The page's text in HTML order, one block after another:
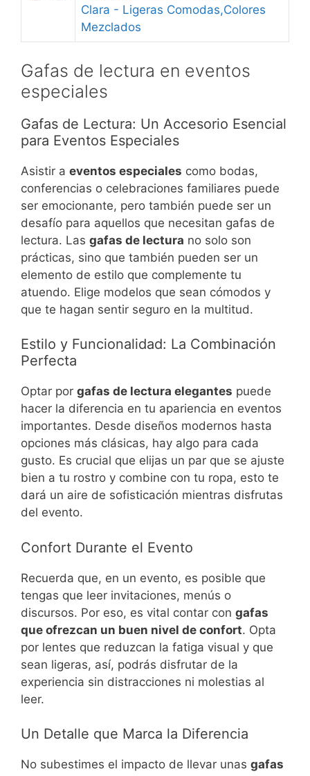
Clara - Ligeras Comodas,Colores
Mezclados
Gafas de lectura en eventos
especiales
Gafas de Lectura: Un Accesorio Esencial
para Eventos Especiales
Asistir a eventos especiales como bodas,
conferencias o celebraciones familiares puede
ser emocionante, pero también puede ser un
desafío para aquellos que necesitan gafas de
lectura. Las gafas de lectura no solo son
prácticas, sino que también pueden ser un
elemento de estilo que complemente tu
atuendo. Elige modelos que sean cómodos y
que te hagan sentir seguro en la multitud.
Estilo y Funcionalidad: La Combinación
Perfecta
Optar por gafas de lectura elegantes puede
hacer la diferencia en tu apariencia en eventos
importantes. Desde diseños modernos hasta
opciones más clásicas, hay algo para cada
gusto. Es crucial que elijas un par que se ajuste
bien a tu rostro y combine con tu ropa, esto te
dará un aire de sofisticación mientras disfrutas
del evento.
Confort Durante el Evento
Recuerda que, en un evento, es posible que
tengas que leer invitaciones, menús o
discursos. Por eso, es vital contar con gafas
que ofrezcan un buen nivel de confort. Opta
por lentes que reduzcan la fatiga visual y que
sean ligeras, así, podrás disfrutar de la
experiencia sin distracciones ni molestias al
leer.
Un Detalle que Marca la Diferencia
No subestimes el impacto de llevar unas gafas